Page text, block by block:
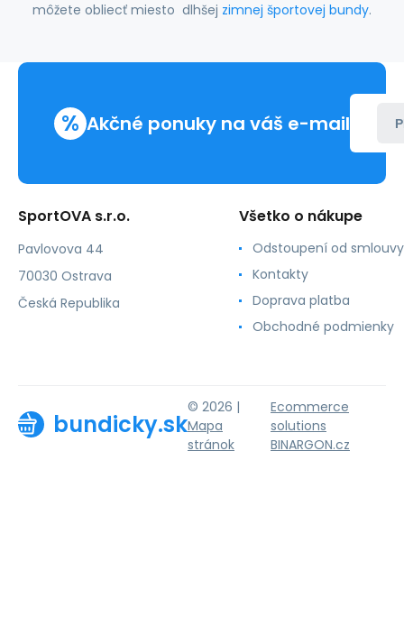
môžete obliecť miesto dlhšej zimnej športovej bundy.
% Akčné ponuky na váš e-mail
SportOVA s.r.o.
Pavlovova 44
70030 Ostrava
Česká Republika
Všetko o nákupe
Odstoupení od smlouvy
Kontakty
Doprava platba
Obchodné podmienky
bundicky.sk
© 2026 |
Mapa
stránok
Ecommerce
solutions
BINARGON.cz